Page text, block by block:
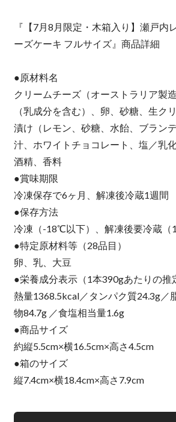
『【7月8月限定・木箱入り】瀬戸内
ーズケーキ フルサイズ』商品詳細
●原材料名
クリームチーズ（オーストラリア製
（乳成分を含む）、卵、砂糖、生ク
漬け（レモン、砂糖、水飴、ブラン
汁、ホワイトチョコレート、塩／乳
酒精、香料
●賞味期限
冷凍保存で6ヶ月、解凍後冷蔵1週間
●保存方法
冷凍（-18℃以下）、解凍後要冷蔵（
●特定原材料等（28品目）
卵、乳、大豆
●栄養成分表示（1本390gあたりの推
熱量1368.5kcal／タンパク質24.3g／
物84.7g ／食塩相当量1.6g
●商品サイズ
約縦5.5cm×横16.5cm×高さ4.5cm
●箱のサイズ
縦7.4cm×横18.4cm×高さ7.9cm